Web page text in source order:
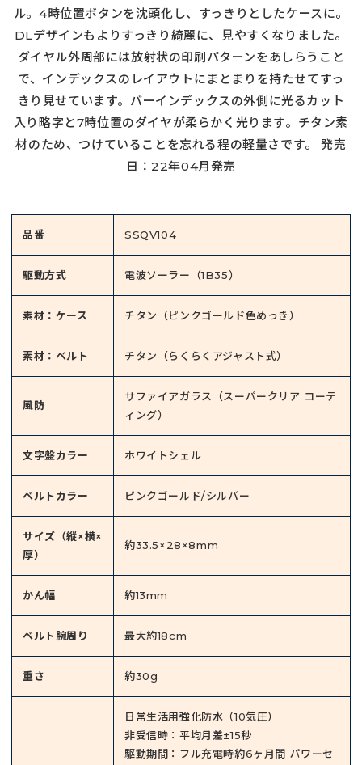
ル。4時位置ボタンを沈頭化し、すっきりとしたケースに。
DLデザインもよりすっきり綺麗に、見やすくなりました。
ダイヤル外周部には放射状の印刷パターンをあしらうこと
で、インデックスのレイアウトにまとまりを持たせてすっ
きり見せています。バーインデックスの外側に光るカット
入り略字と7時位置のダイヤが柔らかく光ります。チタン素
材のため、つけていることを忘れる程の軽量さです。 発売
日：22年04月発売
品番 SSQV104
駆動方式 電波ソーラー（1B35）
素材：ケース チタン（ピンクゴールド色めっき）
素材：ベルト チタン（らくらくアジャスト式）
風防
サファイアガラス（スーパークリア コーテ
ィング）
文字盤カラー ホワイトシェル
ベルトカラー ピンクゴールド/シルバー
サイズ（縦×横×
厚）
約33.5×28×8mm
かん幅 約13mm
ベルト腕周り 最大約18cm
重さ 約30g
日常生活用強化防水（10気圧）
非受信時：平均月差±15秒
駆動期間：フル充電時約6ヶ月間 パワーセ